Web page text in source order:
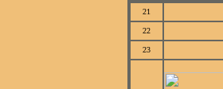
21
22
23